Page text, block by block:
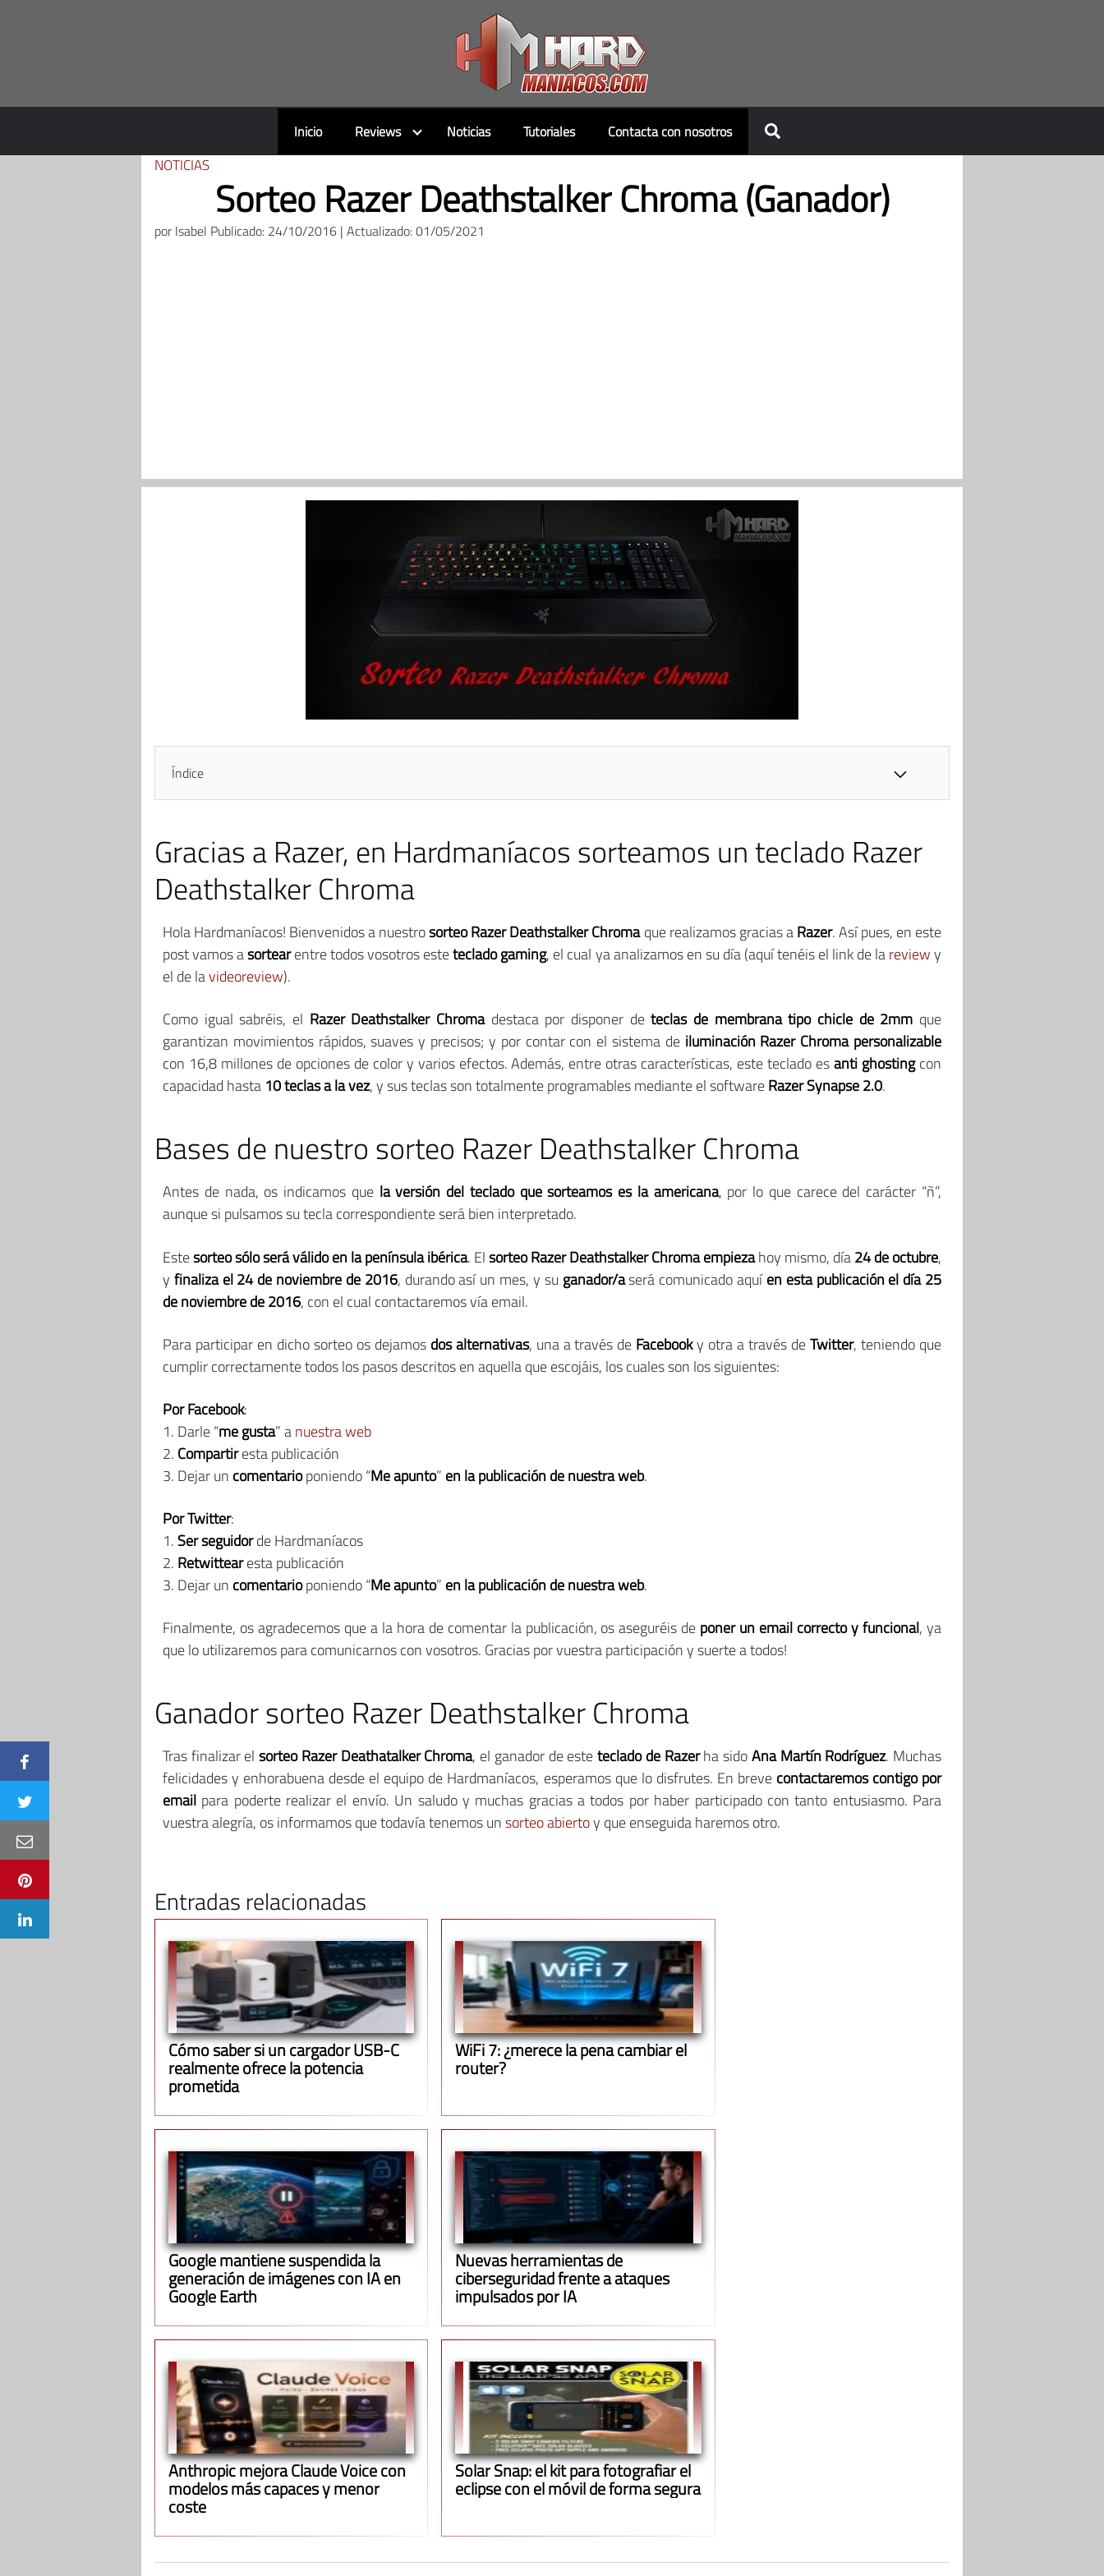
Inicio Reviews Noticias Tutoriales Contacta con nosotros
NOTICIAS
Sorteo Razer Deathstalker Chroma (Ganador)
porIsabel Publicado: 24/10/2016 | Actualizado: 01/05/2021
Índice
Gracias a Razer, en Hardmaníacos sorteamos un teclado Razer
Deathstalker Chroma
Hola Hardmaníacos! Bienvenidos a nuestrosorteo Razer Deathstalker Chromaque realizamos gracias aRazer. Así pues, en este
post vamos asortearentre todos vosotros esteteclado gaming, el cual ya analizamos en su día (aquí tenéis el link de lareviewy
el de lavideoreview).
Como igual sabréis, el Razer Deathstalker Chromadestaca por disponer deteclas de membrana tipo chicle de 2mm que
garantizan movimientos rápidos, suaves y precisos; y por contar con el sistema de iluminación Razer Chroma personalizable
con 16,8 millones de opciones de color y varios efectos. Además, entre otras características, este teclado esanti ghostingcon
capacidad hasta 10 teclas a la vez, y sus teclas son totalmente programables mediante el softwareRazer Synapse 2.0.
Bases de nuestro sorteo Razer Deathstalker Chroma
Antes de nada, os indicamos que la versión del teclado que sorteamos es la americana, por lo que carece del carácter “ñ”,
aunque si pulsamos su tecla correspondiente será bien interpretado.
Estesorteo sólo será válido en la península ibérica. Elsorteo Razer Deathstalker Chroma empiezahoy mismo, día24 de octubre,
y finaliza el 24 de noviembre de 2016, durando así un mes, y su ganador/aserá comunicado aquíen esta publicación el día 25
de noviembre de 2016, con el cual contactaremos vía email.
Para participar en dicho sorteo os dejamos dos alternativas, una a través de Facebooky otra a través deTwitter, teniendo que
cumplir correctamente todos los pasos descritos en aquella que escojáis, los cuales son los siguientes:
Por Facebook:
1. Darle “me gusta” anuestra web
2. Compartiresta publicación
3. Dejar un comentarioponiendo “Me apunto” en la publicación de nuestra web.
Por Twitter:
1. Ser seguidorde Hardmaníacos
2. Retwittearesta publicación
3. Dejar un comentarioponiendo “Me apunto” en la publicación de nuestra web.
Finalmente, os agradecemos que a la hora de comentar la publicación, os aseguréis de poner un email correcto y funcional, ya
que lo utilizaremos para comunicarnos con vosotros. Gracias por vuestra participación y suerte a todos!
Ganador sorteo Razer Deathstalker Chroma
Tras finalizar elsorteo Razer Deathatalker Chroma, el ganador de esteteclado de Razerha sidoAna Martín Rodríguez. Muchas
felicidades y enhorabuena desde el equipo de Hardmaníacos, esperamos que lo disfrutes. En breve contactaremos contigo por
email para poderte realizar el envío. Un saludo y muchas gracias a todos por haber participado con tanto entusiasmo. Para
vuestra alegría, os informamos que todavía tenemos unsorteo abiertoy que enseguida haremos otro.
Entradas relacionadas
Cómo saber si un cargador USB-C
realmente ofrece la potencia
prometida
WiFi 7: ¿merece la pena cambiar el
router?
Google mantiene suspendida la
generación de imágenes con IA en
Google Earth
Nuevas herramientas de
ciberseguridad frente a ataques
impulsados por IA
Anthropic mejora Claude Voice con
modelos más capaces y menor
coste
Solar Snap: el kit para fotografiar el
eclipse con el móvil de forma segura